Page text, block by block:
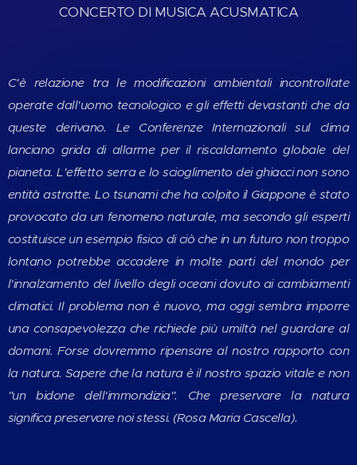
CONCERTO DI MUSICA ACUSMATICA
C'è relazione tra le modificazioni ambientali incontrollate
operate dall'uomo tecnologico e gli effetti devastanti che da
queste derivano. Le Conferenze Internazionali sul clima
lanciano grida di allarme per il riscaldamento globale del
pianeta. L'effetto serra e lo scioglimento dei ghiacci non sono
entità astratte. Lo tsunami che ha colpito il Giappone è stato
provocato da un fenomeno naturale, ma secondo gli esperti
costituisce un esempio fisico di ciò che in un futuro non troppo
lontano potrebbe accadere in molte parti del mondo per
l'innalzamento del livello degli oceani dovuto ai cambiamenti
climatici. Il problema non è nuovo, ma oggi sembra imporre
una consapevolezza che richiede più umiltà nel guardare al
domani. Forse dovremmo ripensare al nostro rapporto con
la natura. Sapere che la natura è il nostro spazio vitale e non
"un bidone dell'immondizia". Che preservare la natura
significa preservare noi stessi. (Rosa Maria Cascella).